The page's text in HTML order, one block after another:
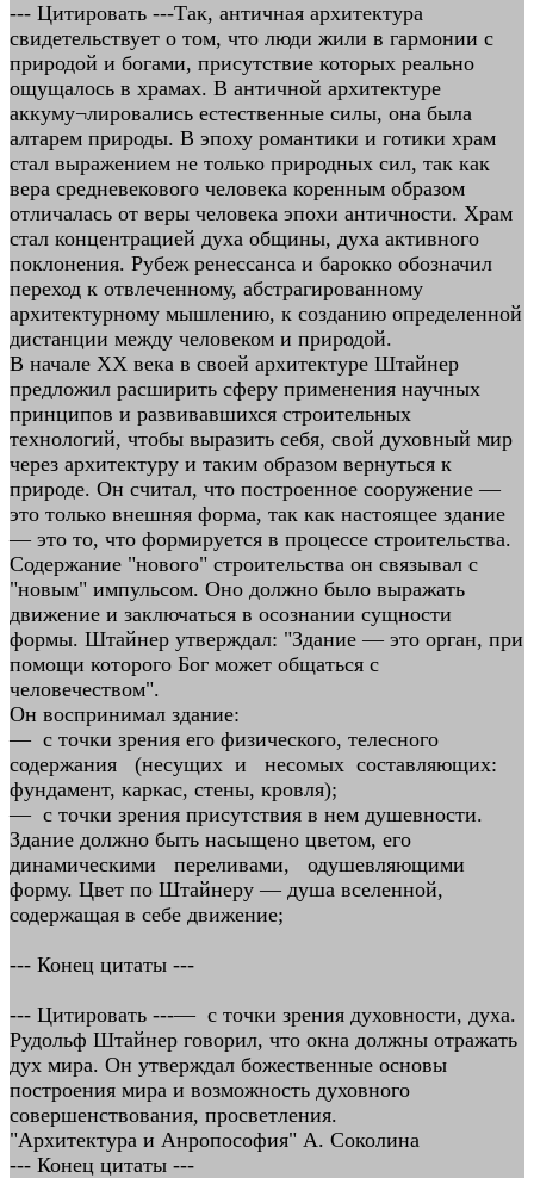
--- Цитировать ---Так, античная архитектура
свидетельствует о том, что люди жили в гармонии с
природой и богами, присутствие которых реально
ощущалось в храмах. В античной архитектуре
аккуму¬лировались естественные силы, она была
алтарем природы. В эпоху романтики и готики храм
стал выражением не только природных сил, так как
вера средневекового человека коренным образом
отличалась от веры человека эпохи античности. Храм
стал концентрацией духа общины, духа активного
поклонения. Рубеж ренессанса и барокко обозначил
переход к отвлеченному, абстрагированному
архитектурному мышлению, к созданию определенной
дистанции между человеком и природой.
В начале XX века в своей архитектуре Штайнер
предложил расширить сферу применения научных
принципов и развивавшихся строительных
технологий, чтобы выразить себя, свой духовный мир
через архитектуру и таким образом вернуться к
природе. Он считал, что построенное сооружение —
это только внешняя форма, так как настоящее здание
— это то, что формируется в процессе строительства.
Содержание "нового" строительства он связывал с
"новым" импульсом. Оно должно было выражать
движение и заключаться в осознании сущности
формы. Штайнер утверждал: "Здание — это орган, при
помощи которого Бог может общаться с
человечеством".
Он воспринимал здание:
— с точки зрения его физического, телесного
содержания (несущих и несомых составляющих:
фундамент, каркас, стены, кровля);
— с точки зрения присутствия в нем душевности.
Здание должно быть насыщено цветом, его
динамическими переливами, одушевляющими
форму. Цвет по Штайнеру — душа вселенной,
содержащая в себе движение;
--- Конец цитаты ---
--- Цитировать ---— с точки зрения духовности, духа.
Рудольф Штайнер говорил, что окна должны отражать
дух мира. Он утверждал божественные основы
построения мира и возможность духовного
совершенствования, просветления.
"Архитектура и Анропософия" А. Соколина
--- Конец цитаты ---